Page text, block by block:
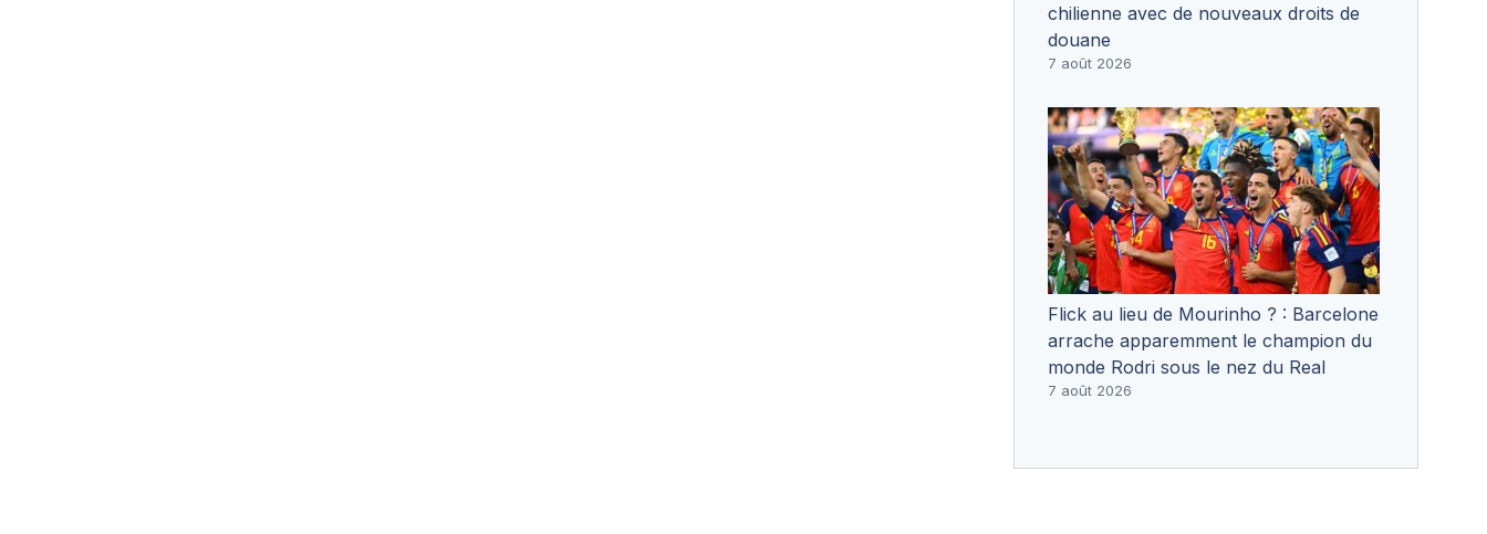
chilienne avec de nouveaux droits de
douane
7 août 2026
Flick au lieu de Mourinho ? : Barcelone
arrache apparemment le champion du
monde Rodri sous le nez du Real
7 août 2026